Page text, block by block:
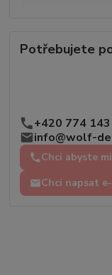
Potřebujete
+420 774
info@wolf-
Chci abyste
Chci napsat